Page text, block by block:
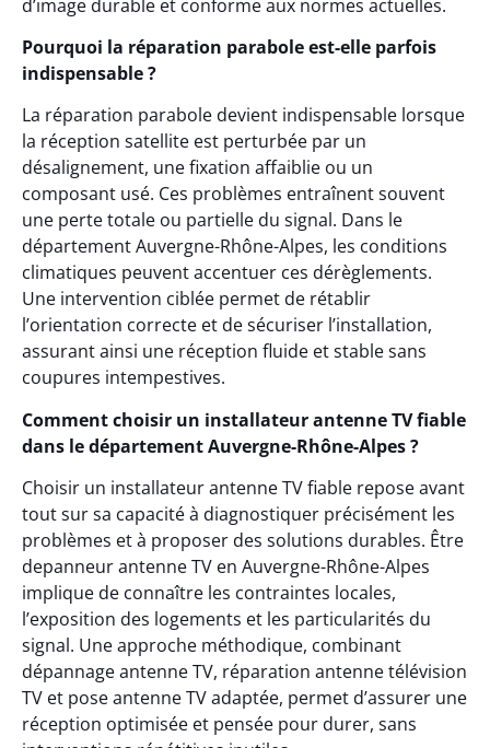
d’image durable et conforme aux normes actuelles.
Pourquoi la réparation parabole est-elle parfois
indispensable ?
La réparation parabole devient indispensable lorsque
la réception satellite est perturbée par un
désalignement, une fixation affaiblie ou un
composant usé. Ces problèmes entraînent souvent
une perte totale ou partielle du signal. Dans le
département Auvergne-Rhône-Alpes, les conditions
climatiques peuvent accentuer ces dérèglements.
Une intervention ciblée permet de rétablir
l’orientation correcte et de sécuriser l’installation,
assurant ainsi une réception fluide et stable sans
coupures intempestives.
Comment choisir un installateur antenne TV fiable
dans le département Auvergne-Rhône-Alpes ?
Choisir un installateur antenne TV fiable repose avant
tout sur sa capacité à diagnostiquer précisément les
problèmes et à proposer des solutions durables. Être
depanneur antenne TV en Auvergne-Rhône-Alpes
implique de connaître les contraintes locales,
l’exposition des logements et les particularités du
signal. Une approche méthodique, combinant
dépannage antenne TV, réparation antenne télévision
TV et pose antenne TV adaptée, permet d’assurer une
réception optimisée et pensée pour durer, sans